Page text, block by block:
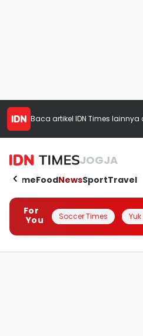
Baca artikel IDN Times lainnya
JOGJA
HomeFoodNewsSportTravel
For
You
Soccer Times Yuk